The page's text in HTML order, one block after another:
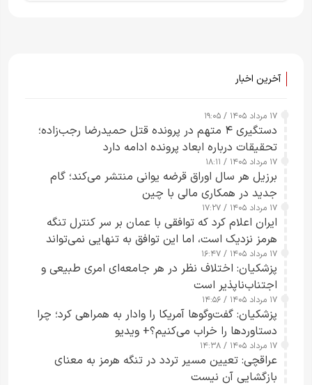
آخرین اخبار
۱۷ مرداد ۱۴۰۵ / ۱۹:۰۵
دستگیری ۴ متهم در پرونده قتل حمیدرضا رجب‌زاده؛
تحقیقات درباره ابعاد پرونده ادامه دارد
۱۷ مرداد ۱۴۰۵ / ۱۸:۱۱
برزیل هر سال اوراق قرضه یوانی منتشر می‌کند؛ گام
جدید در همکاری مالی با چین
۱۷ مرداد ۱۴۰۵ / ۱۷:۲۷
ایران اعلام کرد که توافقی با عمان بر سر کنترل تنگه
هرمز نزدیک است، اما این توافق به تنهایی نمی‌تواند
آبراه را آزاد کند
۱۷ مرداد ۱۴۰۵ / ۱۶:۴۷
پزشکیان: اختلاف نظر در هر جامعه‌ای امری طبیعی و
اجتناب‌ناپذیر است
۱۷ مرداد ۱۴۰۵ / ۱۴:۵۶
پزشکیان: گفت‌وگوها آمریکا را وادار به همراهی کرد؛ چرا
دستاوردها را خراب می‌کنیم؟+ ویدیو
۱۷ مرداد ۱۴۰۵ / ۱۴:۳۸
عراقچی: تعیین مسیر تردد در تنگه هرمز به معنای
بازگشایی آن نیست